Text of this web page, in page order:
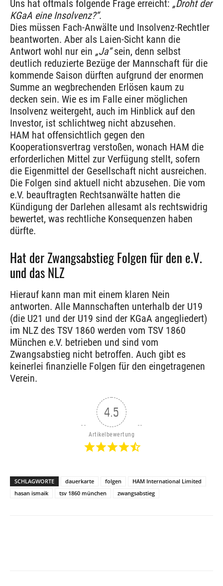
Uns hat oftmals folgende Frage erreicht: „Droht der
KGaA eine Insolvenz?“.
Dies müssen Fach-Anwälte und Insolvenz-Rechtler
beantworten. Aber als Laien-Sicht kann die
Antwort wohl nur ein „Ja“sein, denn selbst
deutlich reduzierte Bezüge der Mannschaft für die
kommende Saison dürften aufgrund der enormen
Summe an wegbrechenden Erlösen kaum zu
decken sein. Wie es im Falle einer möglichen
Insolvenz weitergeht, auch im Hinblick auf den
Investor, ist schlichtweg nicht abzusehen.
HAM hat offensichtlich gegen den
Kooperationsvertrag verstoßen, wonach HAM die
erforderlichen Mittel zur Verfügung stellt, sofern
die Eigenmittel der Gesellschaft nicht ausreichen.
Die Folgen sind aktuell nicht abzusehen. Die vom
e.V. beauftragten Rechtsanwälte hatten die
Kündigung der Darlehen allesamt als rechtswidrig
bewertet, was rechtliche Konsequenzen haben
dürfte.
Hat der Zwangsabstieg Folgen für den e.V.
und das NLZ
Hierauf kann man mit einem klaren Nein
antworten. Alle Mannschaften unterhalb der U19
(die U21 und der U19 sind der KGaA angegliedert)
im NLZ des TSV 1860 werden vom TSV 1860
München e.V. betrieben und sind vom
Zwangsabstieg nicht betroffen. Auch gibt es
keinerlei finanzielle Folgen für den eingetragenen
Verein.
4.5
Artikelbewertung
SCHLAGWORTE dauerkarte folgen
HAM International Limited
hasan ismaik
tsv 1860 münchen zwangsabstieg